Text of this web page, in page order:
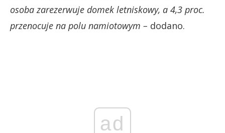
osoba zarezerwuje domek letniskowy, a 4,3 proc.
przenocuje na polu namiotowym – dodano.
ad